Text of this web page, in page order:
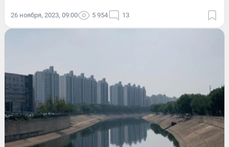
26 ноября, 2023, 09:00 5 954 13